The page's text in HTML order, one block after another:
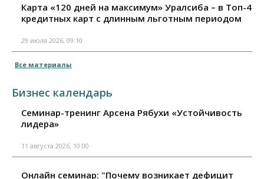
Карта «120 дней на максимум» Уралсиба – в Топ-4
кредитных карт с длинным льготным периодом
29 июля 2026, 09:10
Все материалы
Бизнес календарь
Семинар-тренинг Арсена Рябухи «Устойчивость
лидера»
11 августа 2026, 10:00
Онлайн семинар: "Почему возникает дефицит